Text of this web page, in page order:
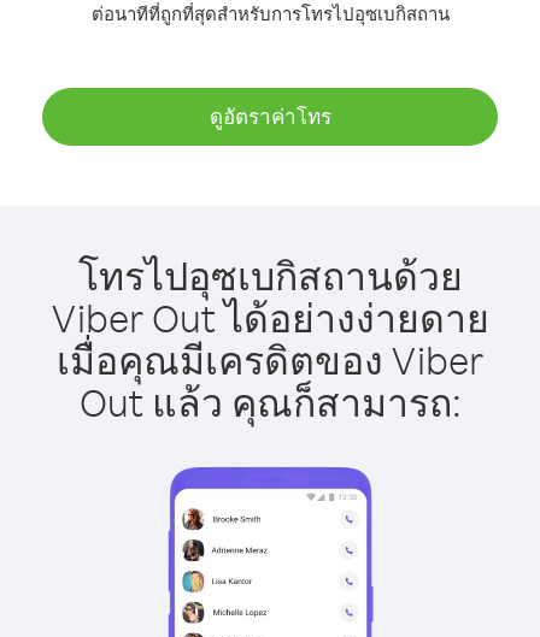
ต่อนาทีที่ถูกที่สุดสำหรับการโทรไปอุซเบกิสถาน
ดูอัตราค่าโทร
โทรไปอุซเบกิสถานด้วย
Viber Out ได้อย่างง่ายดาย
เมื่อคุณมีเครดิตของ Viber
Out แล้ว คุณก็สามารถ: